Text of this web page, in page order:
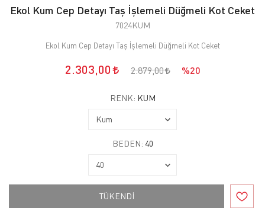
Ekol Kum Cep Detayı Taş İşlemeli Düğmeli Kot Ceket
7024KUM
Ekol Kum Cep Detayı Taş İşlemeli Düğmeli Kot Ceket
2.303,00 2.879,00 %20
RENK: KUM
BEDEN: 40
TÜKENDİ